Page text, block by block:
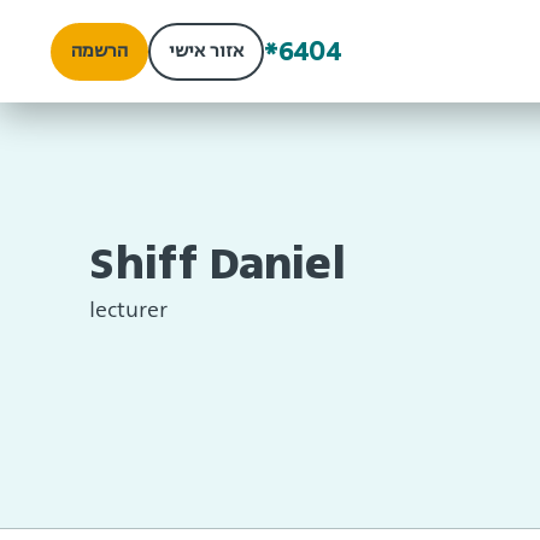
*6404 אזור אישי הרשמה
Shiff Daniel
lecturer